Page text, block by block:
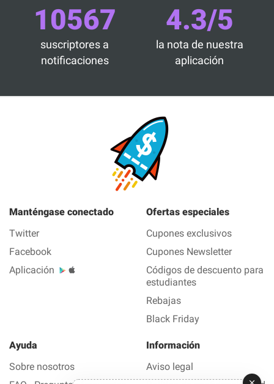
10567
suscriptores a
notificaciones
4.3/5
la nota de nuestra
aplicación
Manténgase conectado
Twitter
Facebook
Aplicación
Ofertas especiales
Cupones exclusivos
Cupones Newsletter
Códigos de descuento para
estudiantes
Rebajas
Black Friday
Ayuda
Sobre nosotros
Información
Aviso legal